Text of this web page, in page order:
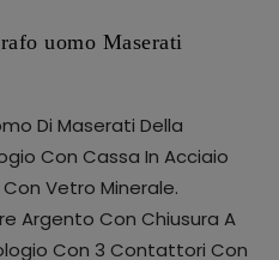
uomo Maserati
Di Maserati Della
Con Cassa In Acciaio
Vetro Minerale.
Argento Con Chiusura A
Con 3 Contattori Con